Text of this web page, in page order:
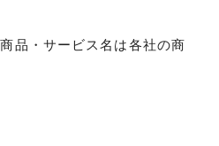
品・サービス名は各社の商